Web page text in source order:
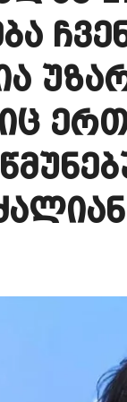
იმდენად
ნია იმნაძეს
ერთ